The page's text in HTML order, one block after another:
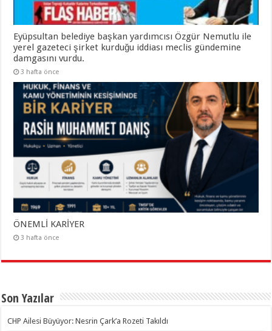
Eyüpsultan belediye başkan yardımcısı Özgür Nemutlu ile
yerel gazeteci şirket kurduğu iddiası meclis gündemine
damgasını vurdu.
3 hafta önce
ÖNEMLİ KARİYER
3 hafta önce
Son Yazılar
CHP Ailesi Büyüyor: Nesrin Çark’a Rozeti Takıldı